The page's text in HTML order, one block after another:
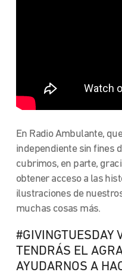
En Radio Ambulante,
independiente sin fines
cubrimos, en parte,
obtener acceso a las
ilustraciones de
muchas cosas más.
#GIVINGTUESDAY
TENDRÁS EL
AYUDARNOS A